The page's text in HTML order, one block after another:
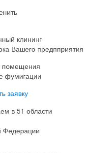
клининг
Вашего предпприятия
помещения
фумигации
заявку
в 51 области
Федерации